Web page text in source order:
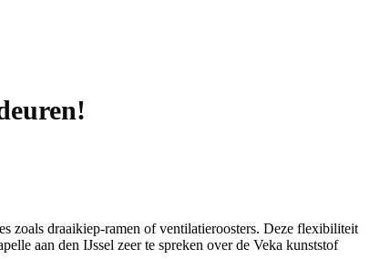
zoals draaikiep-ramen of ventilatieroosters. Deze flexibiliteit
aan den IJssel zeer te spreken over de Veka kunststof